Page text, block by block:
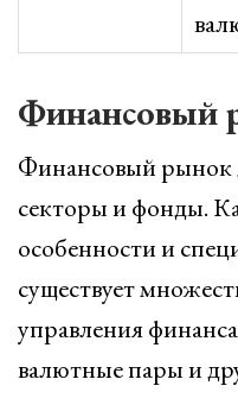
Финансовый
Финансовый рынок
секторы и фонды.
особенности и
существует
управления
валютные пары и